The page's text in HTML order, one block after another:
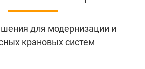
для модернизации и
крановых систем